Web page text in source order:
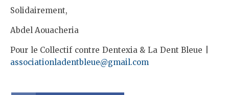
Solidairement,
Abdel Aouacheria
Pour le Collectif contre Dentexia & La Dent Bleue |
associationladentbleue@gmail.com